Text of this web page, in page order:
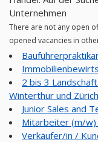
Unternehmen
There are not any open
opened vacancies in
2 bis 3
Winterthur und
Junior Sales and
Mitarbeiter (m/w)
Verkäufer/in /